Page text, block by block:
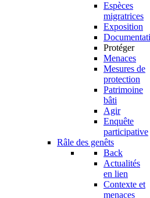
Espèces
migratrices
Exposition
Protéger
Menaces
Mesures de
protection
Patrimoine
bâti
Agir
Enquête
participative
Râle des genêts
Back
Actualités
en lien
Contexte et
menaces